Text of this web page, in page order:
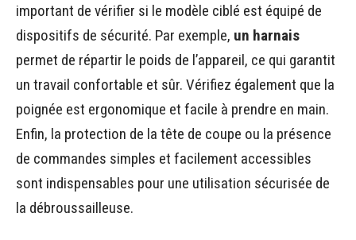
important de vérifier si le modèle ciblé est équipé de
dispositifs de sécurité. Par exemple, un harnais
permet de répartir le poids de l’appareil, ce qui garantit
un travail confortable et sûr. Vérifiez également que la
poignée est ergonomique et facile à prendre en main.
Enfin, la protection de la tête de coupe ou la présence
de commandes simples et facilement accessibles
sont indispensables pour une utilisation sécurisée de
la débroussailleuse.